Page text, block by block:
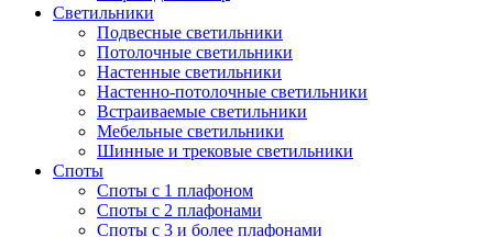
Светильники
Подвесные светильники
Потолочные светильники
Настенные светильники
Настенно-потолочные светильники
Встраиваемые светильники
Мебельные светильники
Шинные и трековые светильники
Споты
Споты с 1 плафоном
Споты с 2 плафонами
Споты с 3 и более плафонами